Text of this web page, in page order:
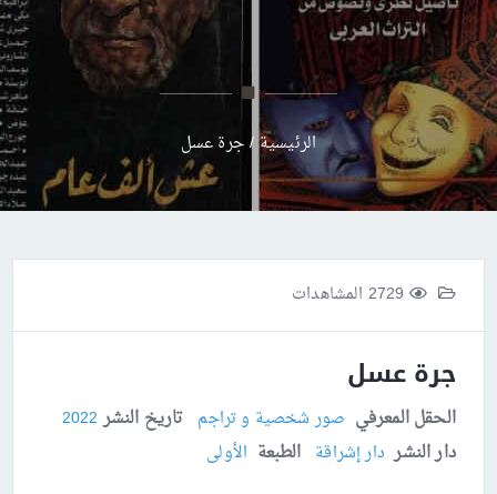
الرئيسية/جرة عسل
جرة عسل
الحقل المعرفي صور شخصية و تراجم تاريخ النشر2022
دار النشر دار إشراقة الطبعة الأولى